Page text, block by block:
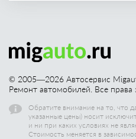
© 2005—2026 Автосервис
Ремонт автомобилей. Все
Обратите внимание на то, что
указанные цены) носит
и ни при каких условиях не
Стоимость меняется в